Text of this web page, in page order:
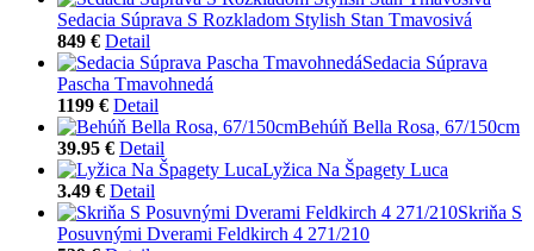
Sedacia Súprava S Rozkladom Stylish Stan Tmavosivá
849 € Detail
Sedacia Súprava
Pascha Tmavohnedá
1199 € Detail
Behúň Bella Rosa, 67/150cm
39.95 € Detail
Lyžica Na Špagety Luca
3.49 € Detail
Skriňa S
Posuvnými Dverami Feldkirch 4 271/210